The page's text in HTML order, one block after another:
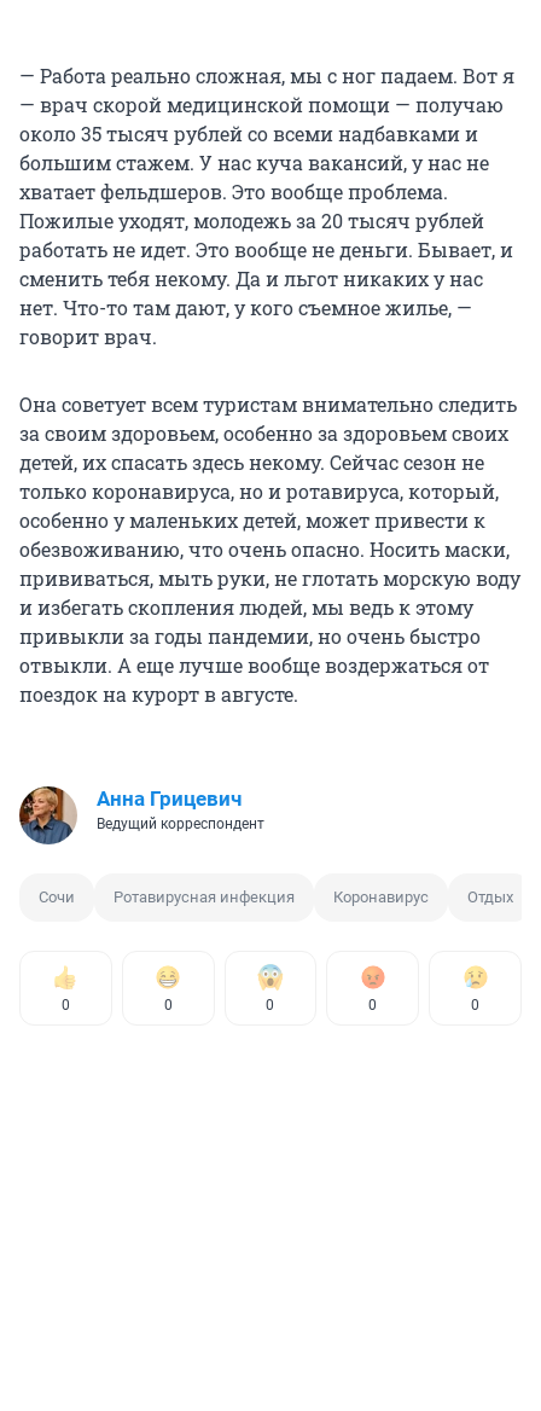
— Работа реально сложная, мы с ног падаем. Вот я
— врач скорой медицинской помощи — получаю
около 35 тысяч рублей со всеми надбавками и
большим стажем. У нас куча вакансий, у нас не
хватает фельдшеров. Это вообще проблема.
Пожилые уходят, молодежь за 20 тысяч рублей
работать не идет. Это вообще не деньги. Бывает, и
сменить тебя некому. Да и льгот никаких у нас
нет. Что-то там дают, у кого съемное жилье, —
говорит врач.
Она советует всем туристам внимательно следить
за своим здоровьем, особенно за здоровьем своих
детей, их спасать здесь некому. Сейчас сезон не
только коронавируса, но и ротавируса, который,
особенно у маленьких детей, может привести к
обезвоживанию, что очень опасно. Носить маски,
прививаться, мыть руки, не глотать морскую воду
и избегать скопления людей, мы ведь к этому
привыкли за годы пандемии, но очень быстро
отвыкли. А еще лучше вообще воздержаться от
поездок на курорт в августе.
Анна Грицевич
Ведущий корреспондент
Сочи Ротавирусная инфекция Коронавирус Отдых
0 0 0 0 0